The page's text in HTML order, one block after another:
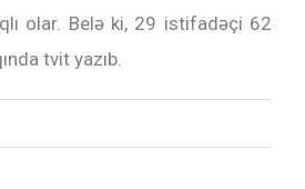
olar. Belə ki, 29 istifadəçi 62
tvit yazıb.